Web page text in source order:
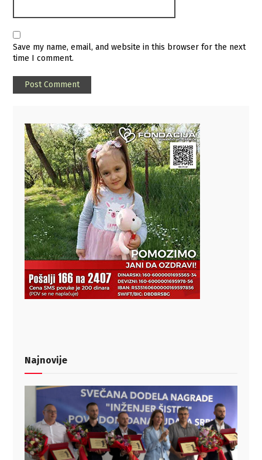
Save my name, email, and website in this browser for the next
time I comment.
Najnovije